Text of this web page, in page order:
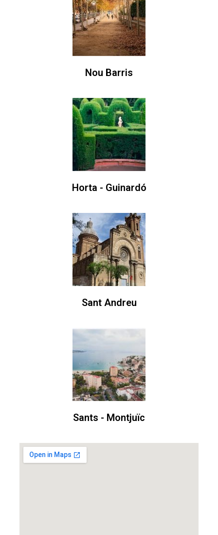
Nou Barris
Horta - Guinardó
Sant Andreu
Sants - Montjuïc